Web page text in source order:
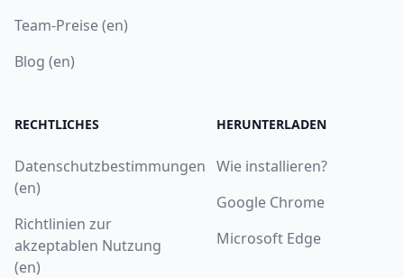
Team-Preise (en)
Blog (en)
RECHTLICHES
Datenschutzbestimmungen
(en)
Richtlinien zur
akzeptablen Nutzung
(en)
HERUNTERLADEN
Wie installieren?
Google Chrome
Microsoft Edge